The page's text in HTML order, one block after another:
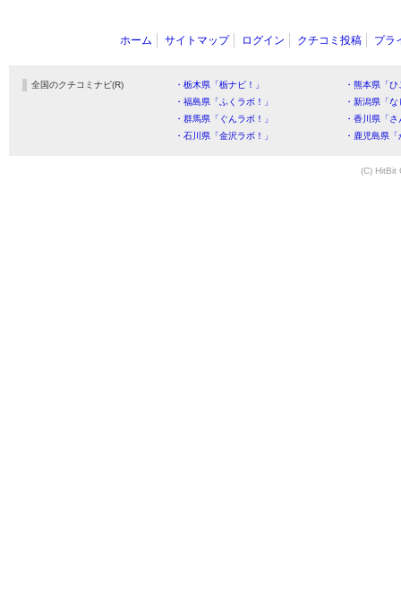
ホーム サイトマップ ログイン クチコミ投稿 プラ
全国のクチコミナビ(R) ・栃木県「栃ナビ！」
・熊本県「
・福島県「ふくラボ！」
・新潟県「
・群馬県「ぐんラボ！」
・香川県「
・石川県「金沢ラボ！」
・鹿児島県
(C) HitBit